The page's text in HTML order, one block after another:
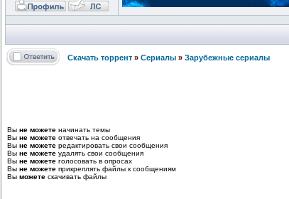
Скачать торрент » Сериалы » Зарубежные сериалы
Вы не можете начинать темы
Вы не можете отвечать на сообщения
Вы не можете редактировать свои сообщения
Вы не можете удалять свои сообщения
Вы не можете голосовать в опросах
Вы не можете прикреплять файлы к сообщениям
Вы можете скачивать файлы